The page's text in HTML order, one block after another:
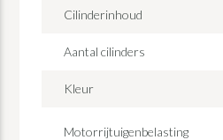
Cilinderinhoud
Aantal cilinders
Kleur
Motorrijtuigenbelasting